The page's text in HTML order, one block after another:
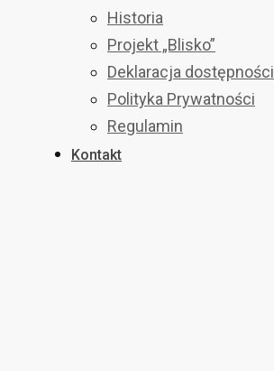
Historia
Projekt „Blisko”
Deklaracja dostępności
Polityka Prywatności
Regulamin
Kontakt